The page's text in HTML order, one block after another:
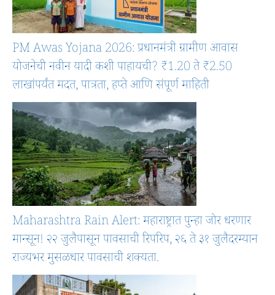
PM Awas Yojana 2026: प्रधानमंत्री ग्रामीण आवास
योजनेची नवीन यादी कशी पाहायची? ₹1.20 ते ₹2.50
लाखांपर्यंत मदत, पात्रता, हप्ते आणि संपूर्ण माहिती
Maharashtra Rain Alert: महाराष्ट्रात पुन्हा जोर धरणार
मान्सून! २२ जुलैपासून पावसाची रिपरिप, २६ ते ३१ जुलैदरम्यान
राज्यभर मुसळधार पावसाची शक्यता.